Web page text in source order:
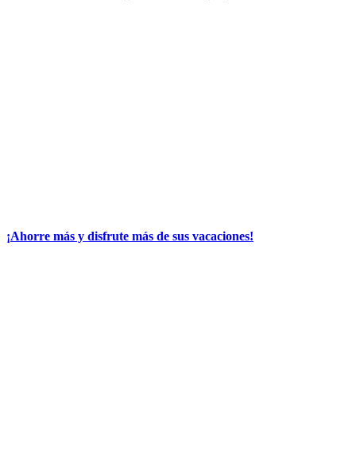
¡Ahorre más y disfrute más de sus vacaciones!